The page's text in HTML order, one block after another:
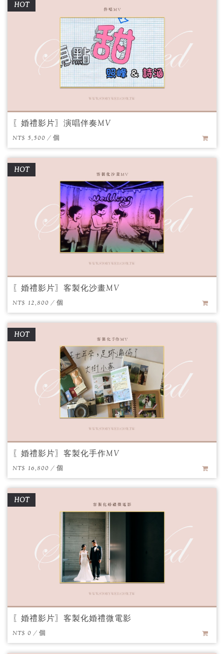
HOT
〖婚禮影片〗演唱伴奏MV
NT$ 5,500 / 個
HOT
〖婚禮影片〗客製化沙畫MV
NT$ 12,800 / 個
HOT
〖婚禮影片〗客製化手作MV
NT$ 16,800 / 個
HOT
〖婚禮影片〗客製化婚禮微電影
NT$ 0 / 個